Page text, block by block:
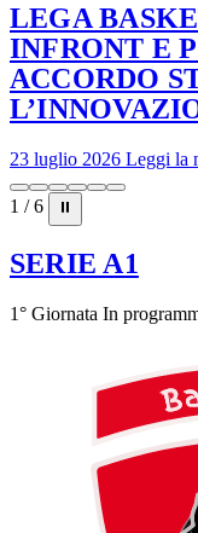
LEGA
INFRONT E
ACCORDO
23 luglio 2026 Leggi la
1 / 6 ⏸
SERIE A1
1° Giornata In